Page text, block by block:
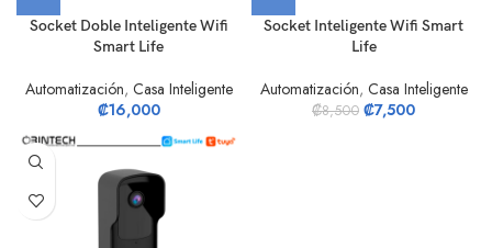
Socket Doble Inteligente Wifi
Smart Life
Automatización, Casa Inteligente
₡16,000
Socket Inteligente Wifi Smart
Life
Automatización, Casa Inteligente
₡8,500 ₡7,500